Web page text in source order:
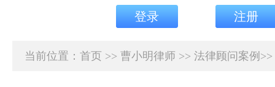
登录 注册
当前位置： 首页 >> 曹小明律师 >> 法律顾问案例 >>